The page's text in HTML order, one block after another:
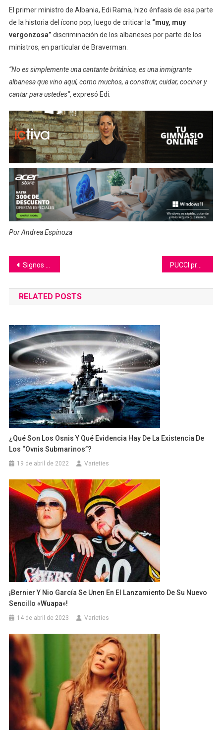
El primer ministro de Albania, Edi Rama, hizo énfasis de esa parte
de la historia del ícono pop, luego de criticar la “muy, muy
vergonzosa” discriminación de los albaneses por parte de los
ministros, en particular de Braverman.
“No es simplemente una cantante británica, es una inmigrante
albanesa que vino aquí, como muchos, a construir, cuidar, cocinar y
cantar para ustedes”, expresó Edi.
Por Andrea Espinoza
Navegación
de
entradas
Signos del zodiaco que no esperan al karma para vengarse de ti
RELATED POSTS
¿Qué Son Los Osnis Y Qué Evidencia Hay De La Existencia De
Los “ovnis Submarinos”?
19 de abril de 2022 Varieties
¡Bernier Y Nio García Se Unen En El Lanzamiento De Su Nuevo
Sencillo «Wuapa»!
14 de abril de 2023 Varieties